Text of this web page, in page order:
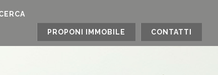
PROPONI IMMOBILE CONTATTI